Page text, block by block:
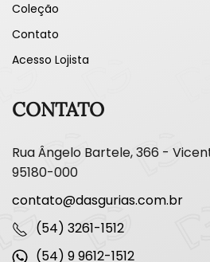
Coleção
Contato
Acesso Lojista
CONTATO
Rua Ângelo Bartele, 366 -
95180-000
contato@dasgurias.com.br
(54) 3261-1512
(54) 9 9612-1512